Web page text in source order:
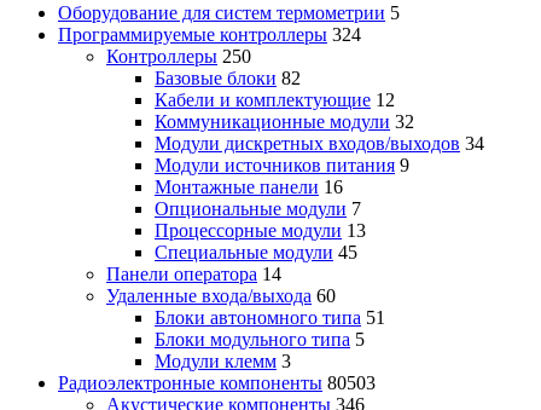
Оборудование для систем термометрии 5
Программируемые контроллеры 324
Контроллеры 250
Базовые блоки 82
Кабели и комплектующие 12
Коммуникационные модули 32
Модули дискретных входов/выходов 34
Модули источников питания 9
Монтажные панели 16
Опциональные модули 7
Процессорные модули 13
Специальные модули 45
Панели оператора 14
Удаленные входа/выхода 60
Блоки автономного типа 51
Блоки модульного типа 5
Модули клемм 3
Радиоэлектронные компоненты 80503
Акустические компоненты 346